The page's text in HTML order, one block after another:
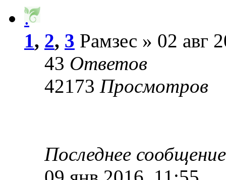
.
1, 2, 3 Рамзес » 02 авг
43 Ответов
42173 Просмотров
Последнее